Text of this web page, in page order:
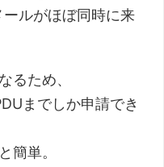
ールがほぼ同時に来
るため、
までしか申請でき
簡単。